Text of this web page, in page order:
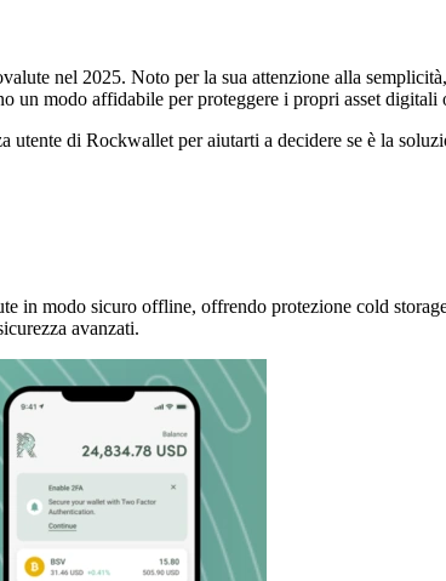
nel 2025. Noto per la sua attenzione alla
un modo affidabile per proteggere i propri asset digitali
utente di Rockwallet per aiutarti a decidere se è la
in modo sicuro offline, offrendo protezione cold
avanzati.